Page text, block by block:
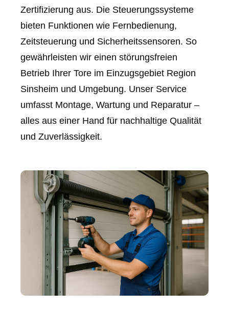
Zertifizierung aus. Die Steuerungssysteme
bieten Funktionen wie Fernbedienung,
Zeitsteuerung und Sicherheitssensoren. So
gewährleisten wir einen störungsfreien
Betrieb Ihrer Tore im Einzugsgebiet Region
Sinsheim und Umgebung. Unser Service
umfasst Montage, Wartung und Reparatur –
alles aus einer Hand für nachhaltige Qualität
und Zuverlässigkeit.